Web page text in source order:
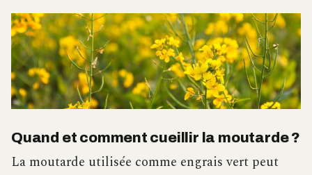
Quand et comment cueillir la moutarde ?
La moutarde utilisée comme engrais vert peut